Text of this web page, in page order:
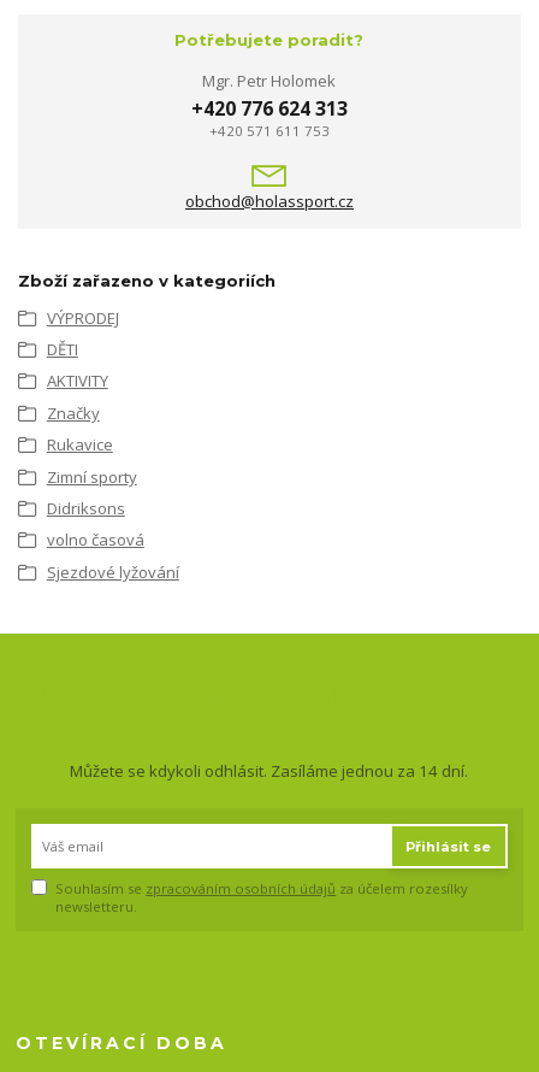
Potřebujete poradit?
Mgr. Petr Holomek
+420 776 624 313
+420 571 611 753
obchod@holassport.cz
Zboží zařazeno v kategoriích
VÝPRODEJ
DĚTI
AKTIVITY
Značky
Rukavice
Zimní sporty
Didriksons
volno časová
Sjezdové lyžování
Můžete se kdykoli odhlásit. Zasíláme jednou za 14 dní.
Přihlásit se
Souhlasím se zpracováním osobních údajů za účelem rozesílky
newsletteru.
OTEVÍRACÍ DOBA